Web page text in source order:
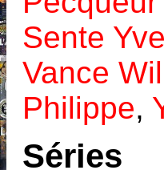
Sente
Vance
Philippe,
Séries